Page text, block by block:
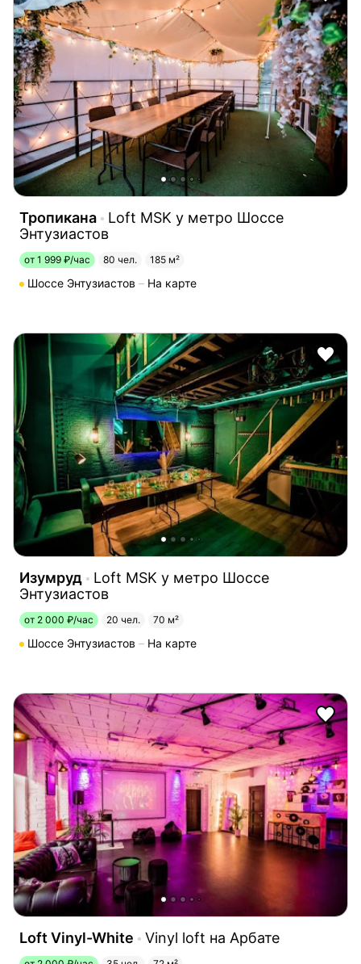
Тропикана
Loft MSK у метро Шоссе
Энтузиастов
от 1 999 ₽/час 80 чел. 185 м²
Шоссе Энтузиастов На карте
Изумруд
Loft MSK у метро Шоссе
Энтузиастов
от 2 000 ₽/час 20 чел. 70 м²
Шоссе Энтузиастов На карте
Loft Vinyl-White Vinyl loft на Арбате